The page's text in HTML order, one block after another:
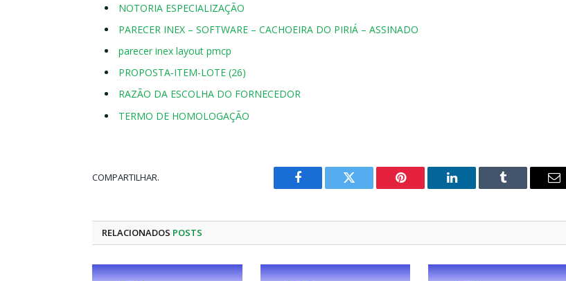
NOTORIA ESPECIALIZAÇÃO
PARECER INEX – SOFTWARE – CACHOEIRA DO PIRIÁ – ASSINADO
parecer inex layout pmcp
PROPOSTA-ITEM-LOTE (26)
RAZÃO DA ESCOLHA DO FORNECEDOR
TERMO DE HOMOLOGAÇÃO
COMPARTILHAR.
Facebook Twitter Pinterest LinkedIn Tumblr
E-
RELACIONADOS POSTS